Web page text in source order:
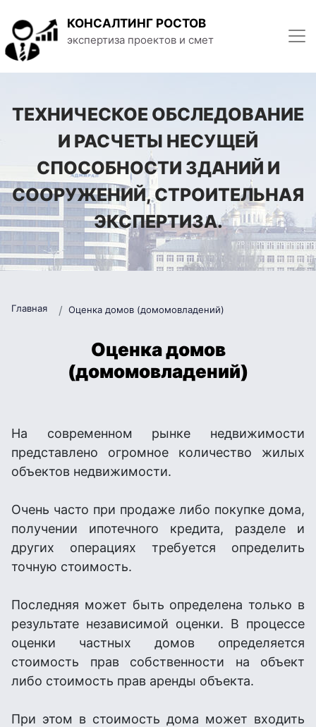
КОНСАЛТИНГ РОСТОВ
экспертиза проектов и смет
ТЕХНИЧЕСКОЕ ОБСЛЕДОВАНИЕ
И РАСЧЕТЫ НЕСУЩЕЙ
СПОСОБНОСТИ ЗДАНИЙ И
СООРУЖЕНИЙ, СТРОИТЕЛЬНАЯ
ЭКСПЕРТИЗА.
Главная Оценка домов (домомовладений)
Оценка домов
(домомовладений)
На современном рынке недвижимости
представлено огромное количество жилых
объектов недвижимости.
Очень часто при продаже либо покупке дома,
получении ипотечного кредита, разделе и
других операциях требуется определить
точную стоимость.
Последняя может быть определена только в
результате независимой оценки. В процессе
оценки частных домов определяется
стоимость прав собственности на объект
либо стоимость прав аренды объекта.
При этом в стоимость дома может входить